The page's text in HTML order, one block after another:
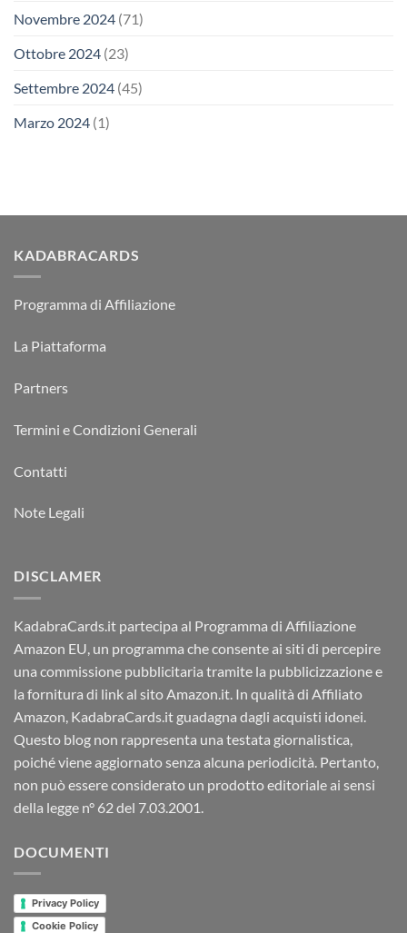
Novembre 2024 (71)
Ottobre 2024 (23)
Settembre 2024 (45)
Marzo 2024 (1)
KADABRACARDS
Programma di Affiliazione
La Piattaforma
Partners
Termini e Condizioni Generali
Contatti
Note Legali
DISCLAMER
KadabraCards.it partecipa al Programma di Affiliazione
Amazon EU, un programma che consente ai siti di percepire
una commissione pubblicitaria tramite la pubblicizzazione e
la fornitura di link al sito Amazon.it. In qualità di Affiliato
Amazon, KadabraCards.it guadagna dagli acquisti idonei.
Questo blog non rappresenta una testata giornalistica,
poiché viene aggiornato senza alcuna periodicità. Pertanto,
non può essere considerato un prodotto editoriale ai sensi
della legge n° 62 del 7.03.2001.
DOCUMENTI
Privacy Policy
Cookie Policy